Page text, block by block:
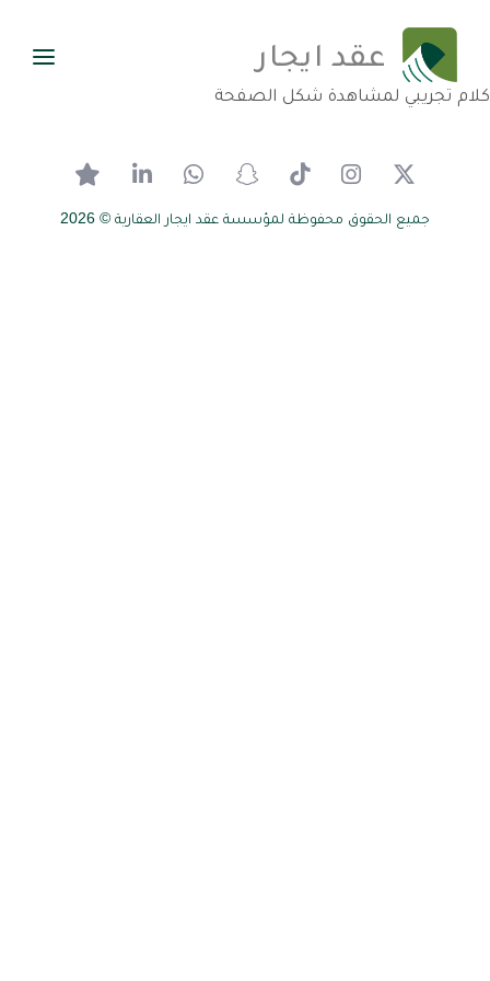
عقد ايجار
كلام تجريبي لمشاهدة شكل الصفحة
جميع الحقوق محفوظة لمؤسسة عقد ايجار العقارية © 2026